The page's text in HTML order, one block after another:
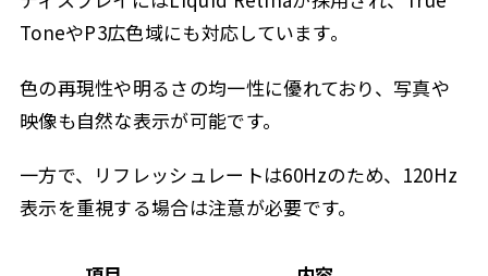
ToneやP3広色域にも対応しています。
色の再現性や明るさの均一性に優れており、写真や
映像も自然な表示が可能です。
一方で、リフレッシュレートは60Hzのため、120Hz
表示を重視する場合は注意が必要です。